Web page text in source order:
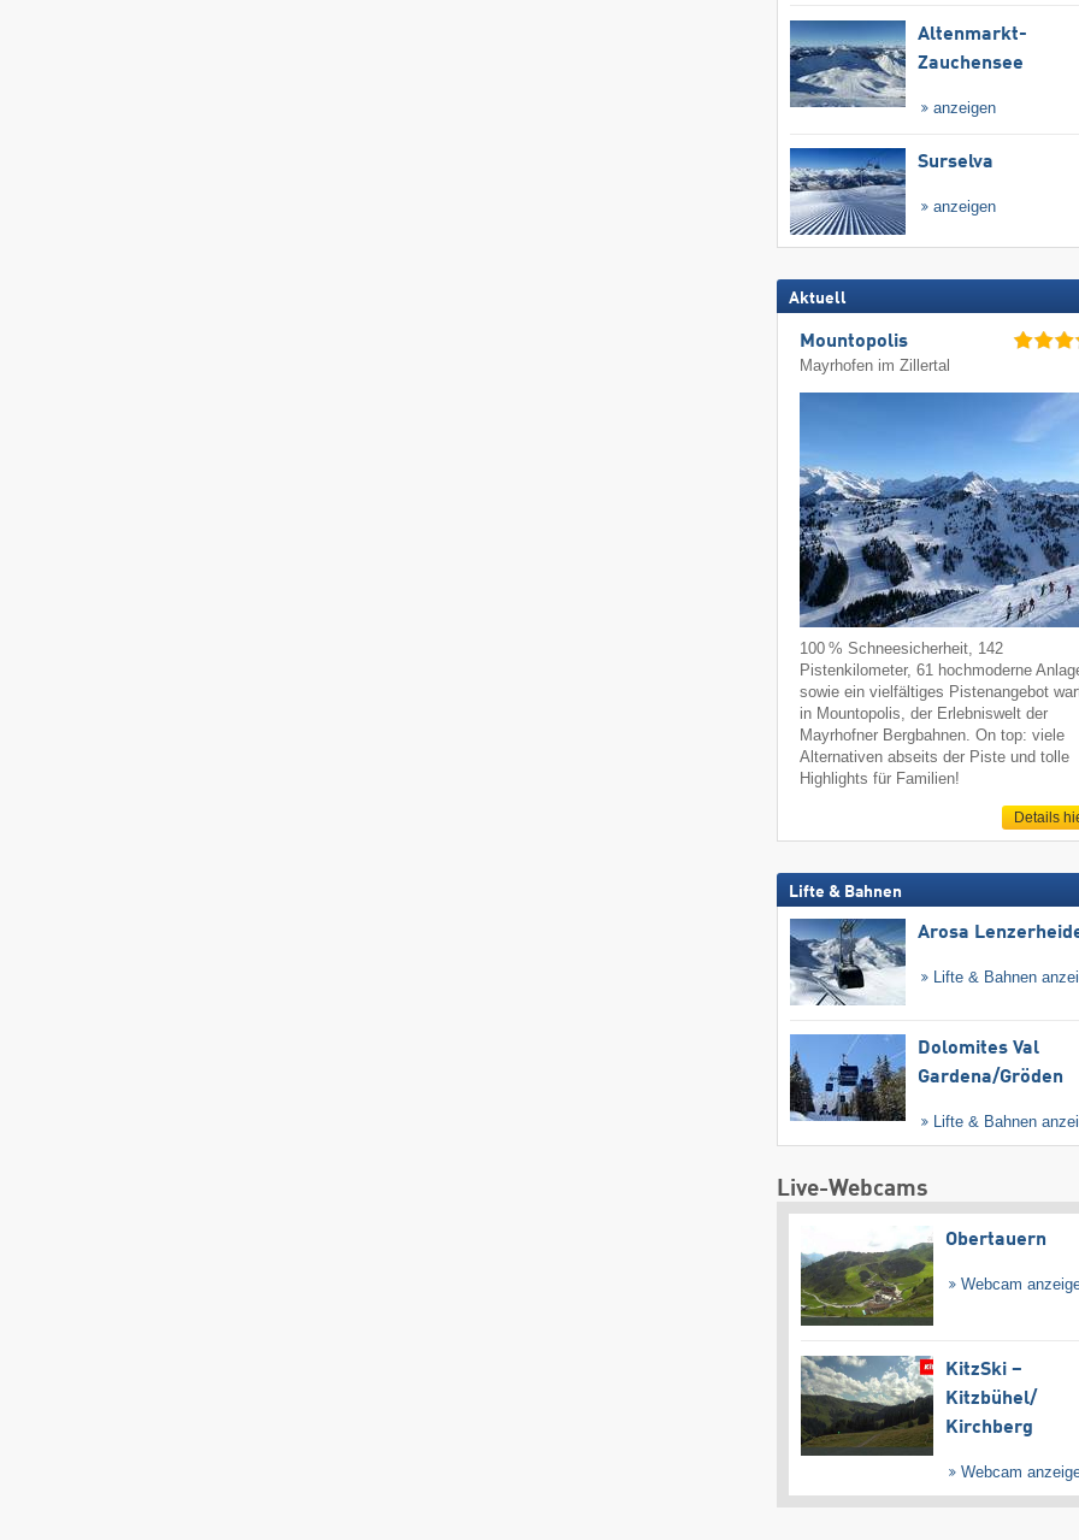
Altenmarkt-
Zauchensee
anzeigen
Surselva
anzeigen
Aktuell
Mountopolis
Mayrhofen im Zillertal
100 % Schneesicherheit, 142
Pistenkilometer, 61 hochmoderne
sowie ein vielfältiges Pistenangebot
in Mountopolis, der Erlebniswelt der
Mayrhofner Bergbahnen. On top: viele
Alternativen abseits der Piste und tolle
Highlights für Familien!
Details
Lifte & Bahnen
Arosa
Lifte & Bahnen
Dolomites Val
Gardena/​Gröden
Lifte & Bahnen
Live-Webcams
Obertauern
Webcam
KitzSki –
Kitzbühel/​
Kirchberg
Webcam